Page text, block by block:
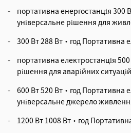
портативна енергостанція 300
універсальне рішення для
300 Вт 288 Вт·год Портативна
портативна електростанція
рішення для аварійних
600 Вт 520 Вт·год Портативна
універсальне джерело
вдома
1200 Вт 1008 Вт·год